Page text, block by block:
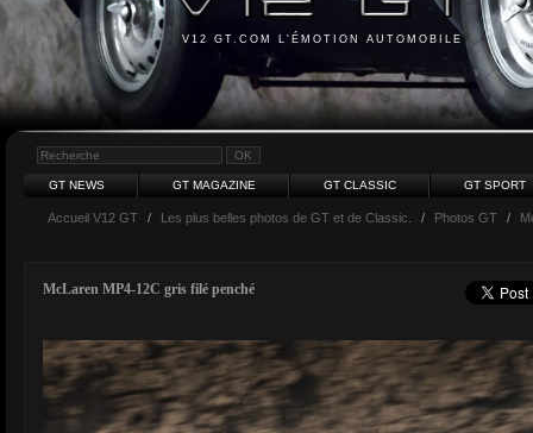
V12 GT.COM L'ÉMOTION AUTOMOBILE
GT NEWS GT MAGAZINE GT CLASSIC GT SPORT
Accueil V12 GT / Les plus belles photos de GT et de Classic. / Photos GT /
McLaren MP4-12C gris filé penché